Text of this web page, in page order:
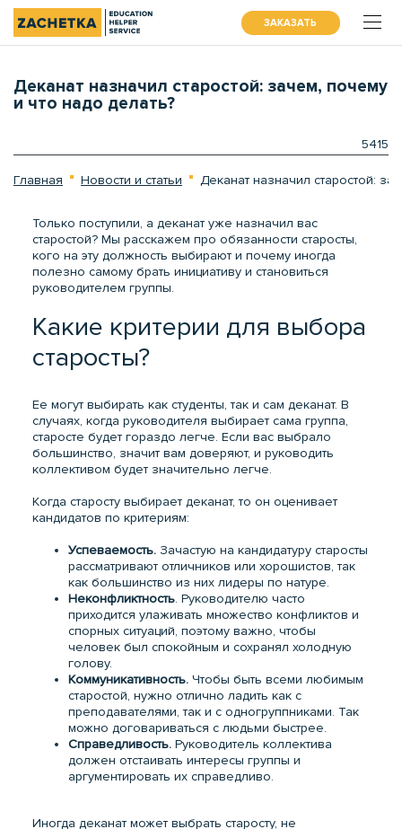
ЗАКАЗАТЬ
Деканат назначил старостой: зачем, почему
и что надо делать?
5415
Главная Новости и статьи Деканат назначил старостой:
Только поступили, а деканат уже назначил вас
старостой? Мы расскажем про обязанности старосты,
кого на эту должность выбирают и почему иногда
полезно самому брать инициативу и становиться
руководителем группы.
Какие критерии для выбора
старосты?
Ее могут выбирать как студенты, так и сам деканат. В
случаях, когда руководителя выбирает сама группа,
старосте будет гораздо легче. Если вас выбрало
большинство, значит вам доверяют, и руководить
коллективом будет значительно легче.
Когда старосту выбирает деканат, то он оценивает
кандидатов по критериям:
Успеваемость.Зачастую на кандидатуру старосты
рассматривают отличников или хорошистов, так
как большинство из них лидеры по натуре.
Неконфликтность. Руководителю часто
приходится улаживать множество конфликтов и
спорных ситуаций, поэтому важно, чтобы
человек был спокойным и сохранял холодную
голову.
Коммуникативность.Чтобы быть всеми любимым
старостой, нужно отлично ладить как с
преподавателями, так и с одногруппниками. Так
можно договариваться с людьми быстрее.
Справедливость.Руководитель коллектива
должен отстаивать интересы группы и
аргументировать их справедливо.
Иногда деканат может выбрать старосту, не